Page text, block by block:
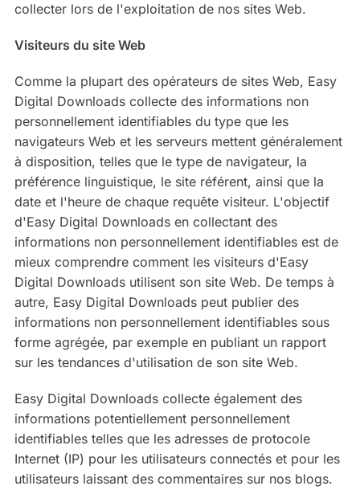
collecter lors de l'exploitation de nos sites Web.
Visiteurs du site Web
Comme la plupart des opérateurs de sites Web, Easy
Digital Downloads collecte des informations non
personnellement identifiables du type que les
navigateurs Web et les serveurs mettent généralement
à disposition, telles que le type de navigateur, la
préférence linguistique, le site référent, ainsi que la
date et l'heure de chaque requête visiteur. L'objectif
d'Easy Digital Downloads en collectant des
informations non personnellement identifiables est de
mieux comprendre comment les visiteurs d'Easy
Digital Downloads utilisent son site Web. De temps à
autre, Easy Digital Downloads peut publier des
informations non personnellement identifiables sous
forme agrégée, par exemple en publiant un rapport
sur les tendances d'utilisation de son site Web.
Easy Digital Downloads collecte également des
informations potentiellement personnellement
identifiables telles que les adresses de protocole
Internet (IP) pour les utilisateurs connectés et pour les
utilisateurs laissant des commentaires sur nos blogs.